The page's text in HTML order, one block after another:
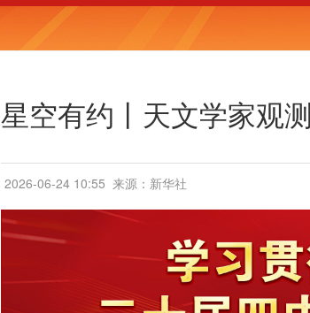
星空有约丨天文学家观
2026-06-24 10:55 来源：新华社